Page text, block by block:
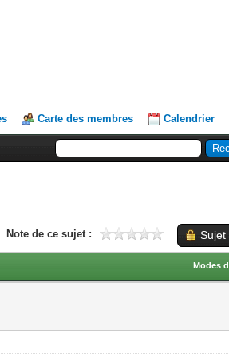
Carte des membres Calendrier
Sujet
Note de ce sujet :
Modes